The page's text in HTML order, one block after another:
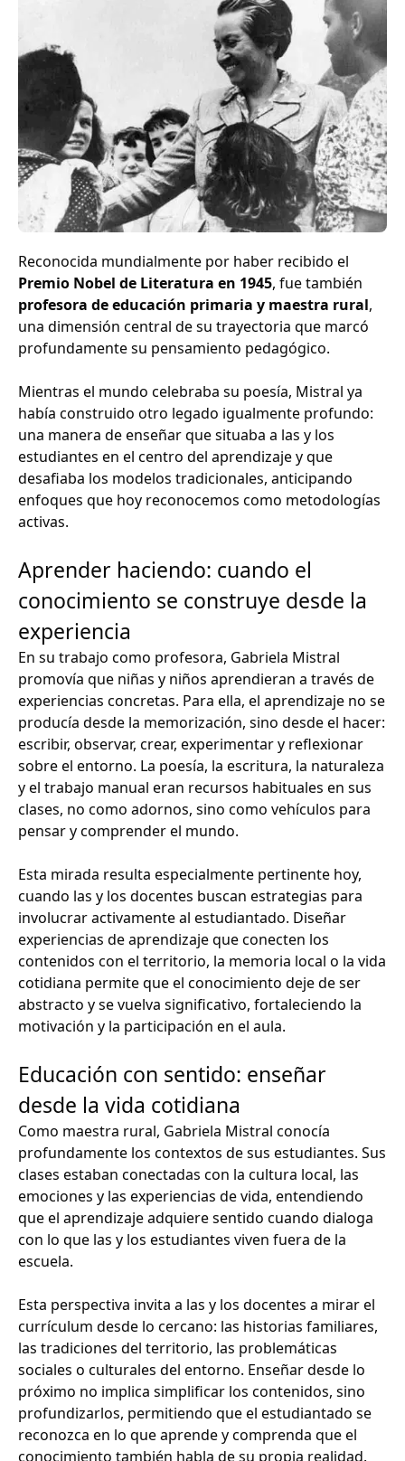
Reconocida mundialmente por haber recibido el
Premio Nobel de Literatura en 1945, fue también
profesora de educación primaria y maestra rural,
una dimensión central de su trayectoria que marcó
profundamente su pensamiento pedagógico.
Mientras el mundo celebraba su poesía, Mistral ya
había construido otro legado igualmente profundo:
una manera de enseñar que situaba a las y los
estudiantes en el centro del aprendizaje y que
desafiaba los modelos tradicionales, anticipando
enfoques que hoy reconocemos como metodologías
activas.
Aprender haciendo: cuando el
conocimiento se construye desde la
experiencia
En su trabajo como profesora, Gabriela Mistral
promovía que niñas y niños aprendieran a través de
experiencias concretas. Para ella, el aprendizaje no se
producía desde la memorización, sino desde el hacer:
escribir, observar, crear, experimentar y reflexionar
sobre el entorno. La poesía, la escritura, la naturaleza
y el trabajo manual eran recursos habituales en sus
clases, no como adornos, sino como vehículos para
pensar y comprender el mundo.
Esta mirada resulta especialmente pertinente hoy,
cuando las y los docentes buscan estrategias para
involucrar activamente al estudiantado. Diseñar
experiencias de aprendizaje que conecten los
contenidos con el territorio, la memoria local o la vida
cotidiana permite que el conocimiento deje de ser
abstracto y se vuelva significativo, fortaleciendo la
motivación y la participación en el aula.
Educación con sentido: enseñar
desde la vida cotidiana
Como maestra rural, Gabriela Mistral conocía
profundamente los contextos de sus estudiantes. Sus
clases estaban conectadas con la cultura local, las
emociones y las experiencias de vida, entendiendo
que el aprendizaje adquiere sentido cuando dialoga
con lo que las y los estudiantes viven fuera de la
escuela.
Esta perspectiva invita a las y los docentes a mirar el
currículum desde lo cercano: las historias familiares,
las tradiciones del territorio, las problemáticas
sociales o culturales del entorno. Enseñar desde lo
próximo no implica simplificar los contenidos, sino
profundizarlos, permitiendo que el estudiantado se
reconozca en lo que aprende y comprenda que el
conocimiento también habla de su propia realidad.